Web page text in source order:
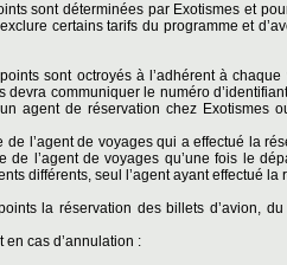
sont déterminées par Exotismes et
certains tarifs du programme et
sont octroyés à l’adhérent à
devra communiquer le numéro
agent de réservation chez Exotismes
l’agent de voyages qui a effectué la
de l’agent de voyages qu’une fois le
différents, seul l’agent ayant effectué
la réservation des billets d’avion,
en cas d’annulation :